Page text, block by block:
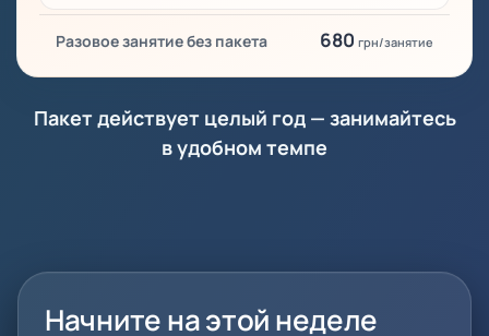
Разовое занятие без пакета 680 грн/занятие
Пакет действует целый год — занимайтесь
в удобном темпе
Начните на этой неделе